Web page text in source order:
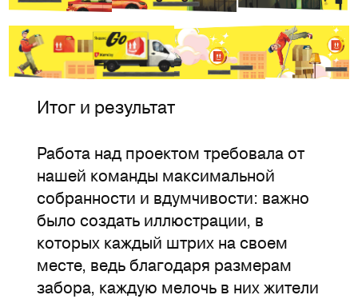
Итог и результат
Работа над проектом требовала от
нашей команды максимальной
собранности и вдумчивости: важно
было создать иллюстрации, в
которых каждый штрих на своем
месте, ведь благодаря размерам
забора, каждую мелочь в них жители